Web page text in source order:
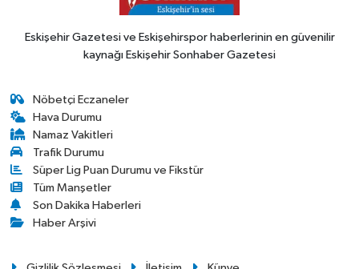
Eskişehir Gazetesi ve Eskişehirspor haberlerinin en güvenilir
kaynağı Eskişehir Sonhaber Gazetesi
Nöbetçi Eczaneler
Hava Durumu
Namaz Vakitleri
Trafik Durumu
Süper Lig Puan Durumu ve Fikstür
Tüm Manşetler
Son Dakika Haberleri
Haber Arşivi